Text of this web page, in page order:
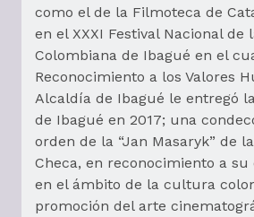
como el de la Filmoteca de
en el XXXI Festival Nacional de
Colombiana de Ibagué en el
Reconocimiento a los Valores
Alcaldía de Ibagué le entregó
de Ibagué en 2017; una
orden de la “Jan Masaryk” de
Checa, en reconocimiento a su
en el ámbito de la cultura
promoción del arte